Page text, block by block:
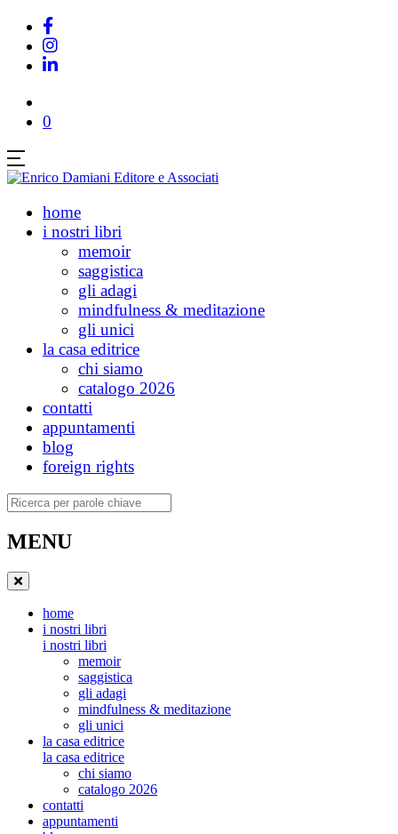
0
home
i nostri libri
memoir
saggistica
gli adagi
mindfulness & meditazione
gli unici
la casa editrice
chi siamo
catalogo 2026
contatti
appuntamenti
blog
foreign rights
Ricerca
MENU
home
i nostri libri
i nostri libri
memoir
saggistica
gli adagi
mindfulness & meditazione
gli unici
la casa editrice
la casa editrice
chi siamo
catalogo 2026
contatti
appuntamenti